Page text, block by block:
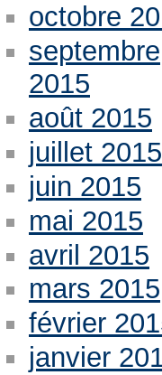
octobre
septembre
2015
août 2015
juillet 2015
juin 2015
mai 2015
avril 2015
mars 2015
février
janvier